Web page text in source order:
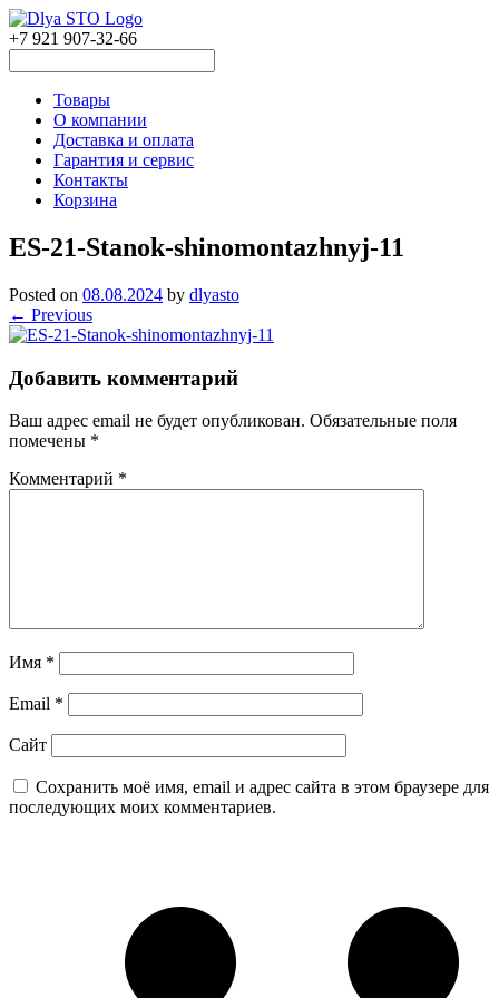
+7 921 907-32-66
Товары
О компании
Доставка и оплата
Гарантия и сервис
Контакты
Корзина
ES-21-Stanok-shinomontazhnyj-11
Posted on 08.08.2024 by dlyasto
← Previous
Добавить комментарий
Ваш адрес email не будет опубликован. Обязательные поля
помечены *
Комментарий *
Имя *
Email *
Сайт
Сохранить моё имя, email и адрес сайта в этом браузере для
последующих моих комментариев.